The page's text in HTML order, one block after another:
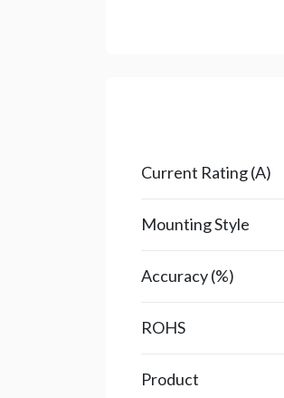
Current Rating (A)
Mounting Style
Accuracy (%)
ROHS
Product